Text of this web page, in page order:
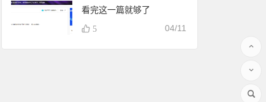
看完这一篇就够了
5 04/11